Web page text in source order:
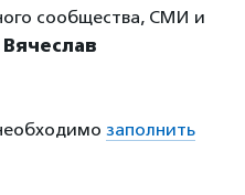
сообщества, СМИ и
Вячеслав
заполнить